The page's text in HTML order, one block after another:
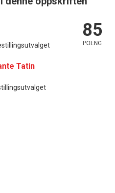
85
POENG
Tatin